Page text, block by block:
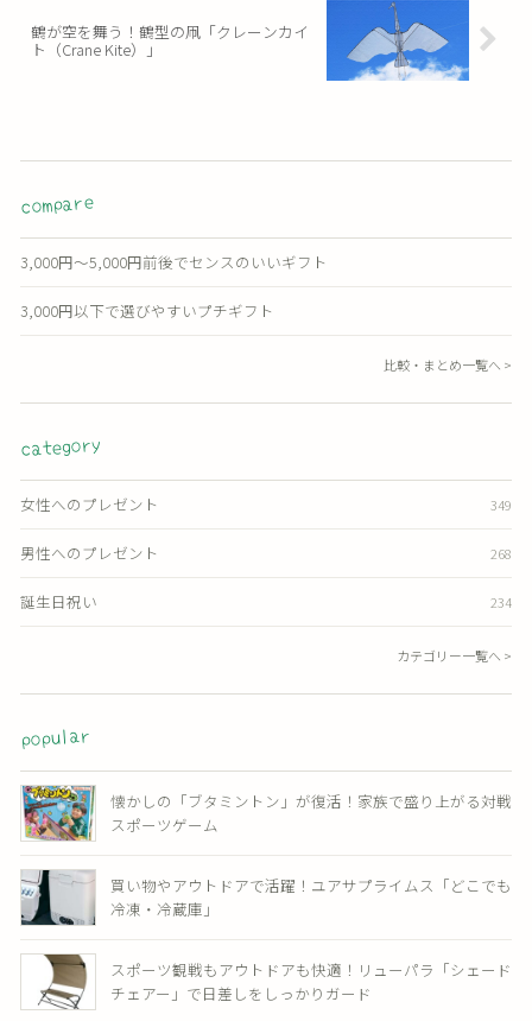
鶴が空を舞う！鶴型の凧「クレーンカイ
ト（Crane Kite）」
compare
3,000円〜5,000円前後でセンスのいいギフト
3,000円以下で選びやすいプチギフト
比較・まとめ一覧へ >
category
女性へのプレゼント 349
男性へのプレゼント 268
誕生日祝い 234
カテゴリー一覧へ >
popular
懐かしの「ブタミントン」が復活！家族で盛り上がる対戦
スポーツゲーム
買い物やアウトドアで活躍！ユアサプライムス「どこでも
冷凍・冷蔵庫」
スポーツ観戦もアウトドアも快適！リューパラ「シェード
チェアー」で日差しをしっかりガード